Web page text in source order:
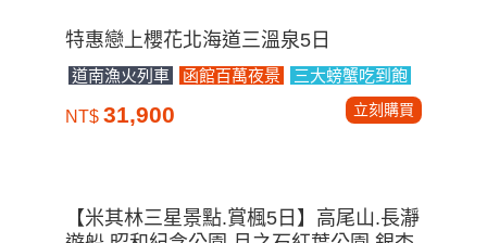
特惠戀上櫻花北海道三溫泉5日
道南漁火列車 函館百萬夜景 三大螃蟹吃到飽
NT$ 31,900 立刻購買
【米其林三星景點.賞楓5日】高尾山.長瀞